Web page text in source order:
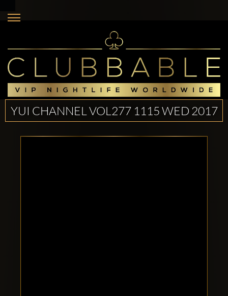
YUI CHANNEL VOL277 1115 WED 2017